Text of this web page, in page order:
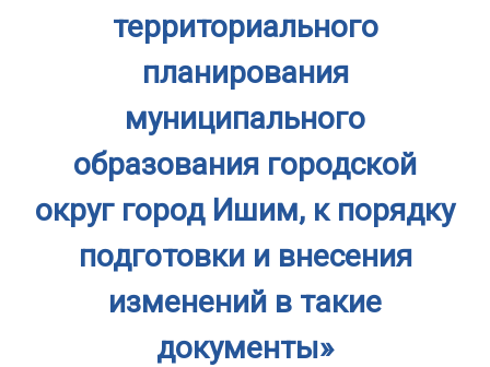
территориального
планирования
муниципального
образования городской
округ город Ишим, к порядку
подготовки и внесения
изменений в такие
документы»